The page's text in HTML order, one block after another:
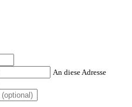
An diese Adresse